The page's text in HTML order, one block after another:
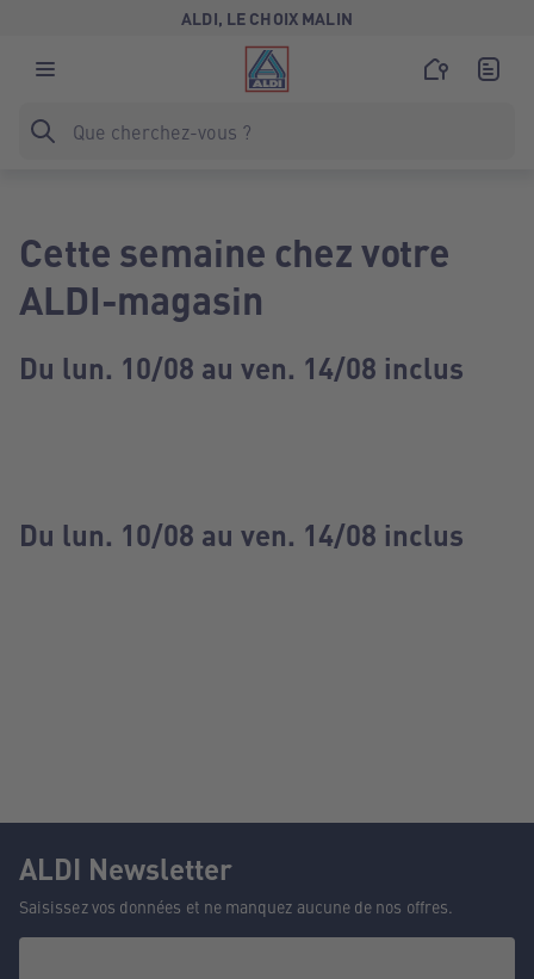
ALDI, LE CHOIX MALIN
Cette semaine chez votre
ALDI-magasin
Du lun. 10/08 au ven. 14/08 inclus
Du lun. 10/08 au ven. 14/08 inclus
ALDI Newsletter
Saisissez vos données et ne manquez aucune de nos offres.